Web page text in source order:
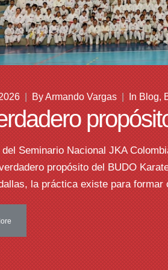
| ByArmando Vargas | InBlog,
Seminario Nacional JKA
propósito del BUDO
la práctica existe para